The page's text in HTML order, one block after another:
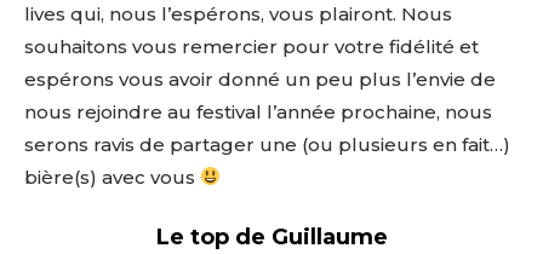
lives qui, nous l’espérons, vous plairont. Nous
souhaitons vous remercier pour votre fidélité et
espérons vous avoir donné un peu plus l’envie de
nous rejoindre au festival l’année prochaine, nous
serons ravis de partager une (ou plusieurs en fait…)
bière(s) avec vous
Le top de Guillaume